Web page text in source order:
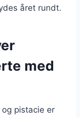
året rundt.
med
pistacie er